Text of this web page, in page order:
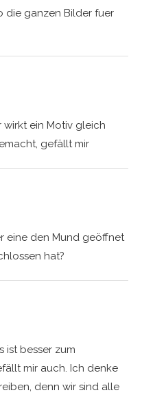
die ganzen Bilder fuer
wirkt ein Motiv gleich
gefällt mir
eine den Mund geöffnet
hat?
ist besser zum
mir auch. Ich denke
denn wir sind alle